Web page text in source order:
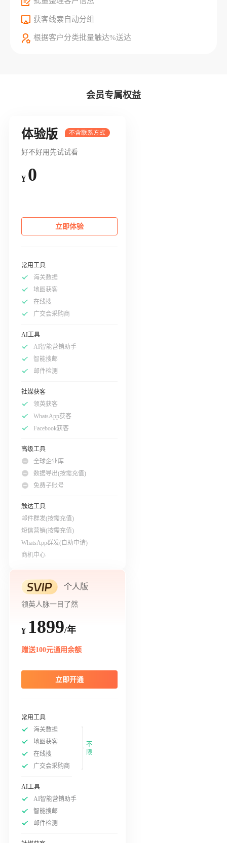
获客线索自动分组
根据客户分类批量触达%送达
会员专属权益
体验版
好不好用先试试看
¥ 0
立即体验
常用工具
海关数据
地图获客
在线搜
广交会采购商
AI工具
AI智能营销助手
智能搜邮
邮件检测
社媒获客
领英获客
WhatsApp获客
Facebook获客
高级工具
全球企业库
数据导出(按需充值)
免费子账号
触达工具
邮件群发(按需充值)
短信营销(按需充值)
WhatsApp群发(自助申请)
商机中心
个人版
领英人脉一目了然
¥ 1899/年
赠送100元通用余额
立即开通
常用工具
海关数据
地图获客
在线搜
广交会采购商
不
限
AI工具
AI智能营销助手
智能搜邮
邮件检测